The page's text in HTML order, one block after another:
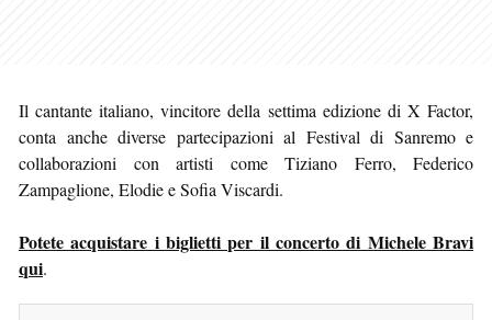
Il cantante italiano, vincitore della settima edizione di X Factor,
conta anche diverse partecipazioni al Festival di Sanremo e
collaborazioni con artisti come Tiziano Ferro, Federico
Zampaglione, Elodie e Sofia Viscardi.
Potete acquistare i biglietti per il concerto di Michele Bravi
qui.